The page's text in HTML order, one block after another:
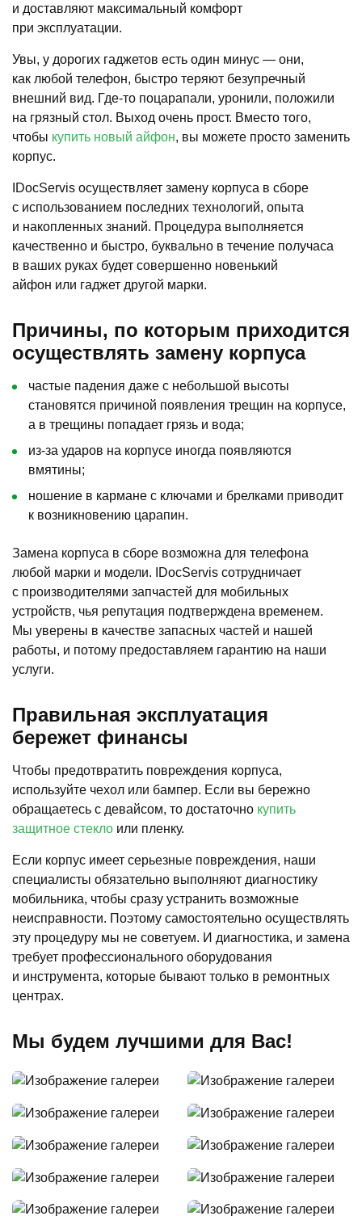
и доставляют максимальный комфорт
при эксплуатации.
Увы, у дорогих гаджетов есть один минус — они,
как любой телефон, быстро теряют безупречный
внешний вид. Где-то поцарапали, уронили, положили
на грязный стол. Выход очень прост. Вместо того,
чтобы купить новый айфон, вы можете просто заменить
корпус.
IDocServis осуществляет замену корпуса в сборе
с использованием последних технологий, опыта
и накопленных знаний. Процедура выполняется
качественно и быстро, буквально в течение получаса
в ваших руках будет совершенно новенький
айфон или гаджет другой марки.
Причины, по которым приходится
осуществлять замену корпуса
частые падения даже с небольшой высоты
становятся причиной появления трещин на корпусе,
а в трещины попадает грязь и вода;
из-за ударов на корпусе иногда появляются
вмятины;
ношение в кармане с ключами и брелками приводит
к возникновению царапин.
Замена корпуса в сборе возможна для телефона
любой марки и модели. IDocServis сотрудничает
с производителями запчастей для мобильных
устройств, чья репутация подтверждена временем.
Мы уверены в качестве запасных частей и нашей
работы, и потому предоставляем гарантию на наши
услуги.
Правильная эксплуатация
бережет финансы
Чтобы предотвратить повреждения корпуса,
используйте чехол или бампер. Если вы бережно
обращаетесь с девайсом, то достаточно купить
защитное стекло или пленку.
Если корпус имеет серьезные повреждения, наши
специалисты обязательно выполняют диагностику
мобильника, чтобы сразу устранить возможные
неисправности. Поэтому самостоятельно осуществлять
эту процедуру мы не советуем. И диагностика, и замена
требует профессионального оборудования
и инструмента, которые бывают только в ремонтных
центрах.
Мы будем лучшими для Вас!